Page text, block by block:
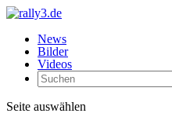
News
Bilder
Videos
Seite auswählen